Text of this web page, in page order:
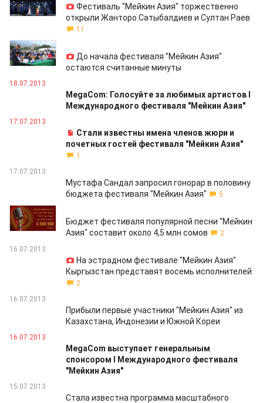
Фестиваль "Мейкин Азия" торжественно
открыли Жанторо Сатыбалдиев и Султан Раев
11
18.07.2013
До начала фестиваля "Мейкин Азия"
остаются считанные минуты
18.07.2013
MegaCom: Голосуйте за любимых артистов I
Международного фестиваля "Мейкин Азия"
17.07.2013
Стали известны имена членов жюри и
почетных гостей фестиваля "Мейкин Азия"
1
17.07.2013
Мустафа Сандал запросил гонорар в половину
бюджета фестиваля "Мейкин Азия"
5
17.07.2013
Бюджет фестиваля популярной песни "Мейкин
Азия" составит около 4,5 млн сомов
2
16.07.2013
На эстрадном фестивале "Мейкин Азия"
Кыргызстан представят восемь исполнителей
2
16.07.2013
Прибыли первые участники "Мейкин Азия" из
Казахстана, Индонезии и Южной Кореи
16.07.2013
MegaCom выступает генеральным
спонсором I Международного фестиваля
"Мейкин Азия"
15.07.2013
Стала известна программа масштабного